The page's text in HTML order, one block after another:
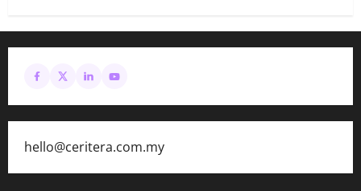
hello@ceritera.com.my